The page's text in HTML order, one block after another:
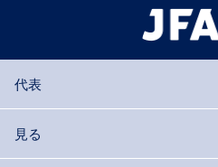
代表
見る